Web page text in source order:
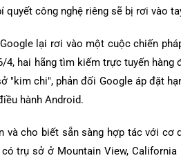
công nghệ riêng sẽ bị rơi vào
lại rơi vào một cuộc chiến
hai hãng tìm kiếm trực tuyến hàng
"kim chi", phản đối Google áp đặt
hành Android.
cho biết sẵn sàng hợp tác với cơ
trụ sở ở Mountain View,